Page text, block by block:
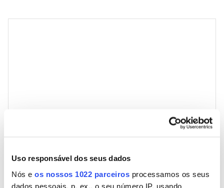
Uso responsável dos seus dados
Nós e os nossos 1022 parceiros processamos os seus
dados pessoais, p. ex., o seu número IP, usando
Email